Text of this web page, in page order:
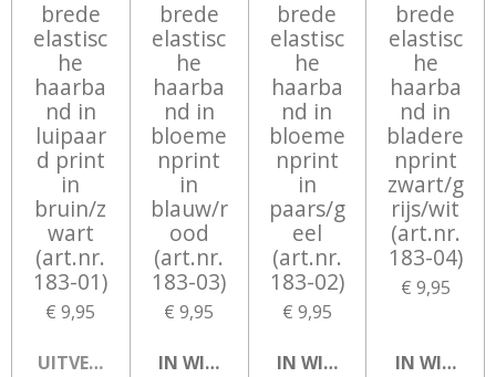
brede
elastisc
he
haarba
nd in
luipaar
d print
in
bruin/z
wart
(art.nr.
183-01)
€ 9,95
UITVERKOCHT
brede
elastisc
he
haarba
nd in
bloeme
nprint
in
blauw/r
ood
(art.nr.
183-03)
€ 9,95
IN WINKELWAGEN
brede
elastisc
he
haarba
nd in
bloeme
nprint
in
paars/g
eel
(art.nr.
183-02)
€ 9,95
IN WINKELWAGEN
brede
elastisc
he
haarba
nd in
bladere
nprint
zwart/g
rijs/wit
(art.nr.
183-04)
€ 9,95
IN